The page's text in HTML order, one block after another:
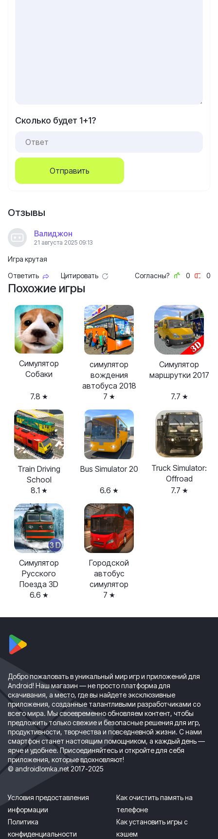
Сколько будет 1+1?
Отправить
Отзывы
Валиджон
21 августа 2025 09:13
Игра крутая
Ответить
Цитировать Согласны? 0 0
Похожие игры
Симулятор
Собаки
7.8
симулятор
вождения
автобуса 2018
7
Симулятор
маршрутки 2017
7.7
Train Driving
School
8.1
Bus Simulator 20
6.6
Truck Simulator:
Offroad
7.7
Симулятор
Русского
Поезда 3D
6.6
Городской
автобус
симулятор
7
Добро пожаловать в уникальный мир игр и приложений для
Android! Наш магазин — не просто платформа для
скачивания, а место, где вы найдете эксклюзивные
приложения, созданные талантливыми разработчиками со
всего мира. Мы своевременно обновляем контент, чтобы
предложить только свежие и безопасные решения для игр,
продуктивности, творчества и повседневной жизни. С нами
смартфон станет настоящим помощником, а каждый день —
ярче и удобнее. Присоединяйтесь и откройте для себя
приложения, которые вдохновляют!
© androidlomka.net 2017-2025
Условия предоставления
информации
Политика
конфиденциальности
Как очистить память на
телефоне
Как установить игры с
кэшем